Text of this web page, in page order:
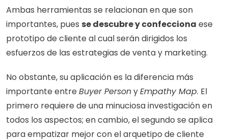
Ambas herramientas se relacionan en que son
importantes, pues se descubre y confecciona ese
prototipo de cliente al cual serán dirigidos los
esfuerzos de las estrategias de venta y marketing.
No obstante, su aplicación es la diferencia más
importante entre Buyer Person y Empathy Map. El
primero requiere de una minuciosa investigación en
todos los aspectos; en cambio, el segundo se aplica
para empatizar mejor con el arquetipo de cliente